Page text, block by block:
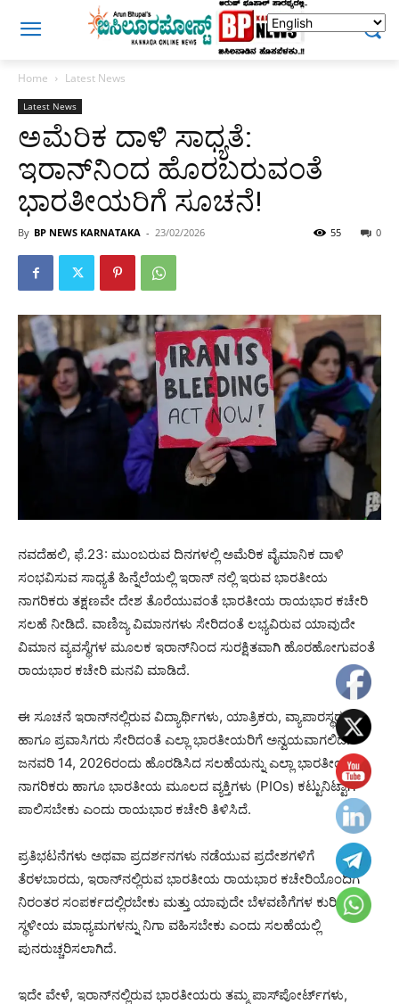
Home Latest News
Latest News
ಅಮೆರಿಕ ದಾಳಿ ಸಾಧ್ಯತೆ:
ಇರಾನ್‌ನಿಂದ ಹೊರಬರುವಂತೆ
ಭಾರತೀಯರಿಗೆ ಸೂಚನೆ!
By BP NEWS KARNATAKA - 23/02/2026 0
55
ನವದೆಹಲಿ, ಫೆ.23: ಮುಂಬರುವ ದಿನಗಳಲ್ಲಿ ಅಮೆರಿಕ ವೈಮಾನಿಕ ದಾಳಿ
ಸಂಭವಿಸುವ ಸಾಧ್ಯತೆ ಹಿನ್ನೆಲೆಯಲ್ಲಿ ಇರಾನ್ ನಲ್ಲಿ ಇರುವ ಭಾರತೀಯ
ನಾಗರಿಕರು ತಕ್ಷಣವೇ ದೇಶ ತೊರೆಯುವಂತೆ ಭಾರತೀಯ ರಾಯಭಾರ ಕಚೇರಿ
ಸಲಹೆ ನೀಡಿದೆ. ವಾಣಿಜ್ಯ ವಿಮಾನಗಳು ಸೇರಿದಂತೆ ಲಭ್ಯವಿರುವ ಯಾವುದೇ
ವಿಮಾನ ವ್ಯವಸ್ಥೆಗಳ ಮೂಲಕ ಇರಾನ್‌ನಿಂದ ಸುರಕ್ಷಿತವಾಗಿ ಹೊರಹೋಗುವಂತೆ
ರಾಯಭಾರ ಕಚೇರಿ ಮನವಿ ಮಾಡಿದೆ.
ಈ ಸೂಚನೆ ಇರಾನ್‌ನಲ್ಲಿರುವ ವಿದ್ಯಾರ್ಥಿಗಳು, ಯಾತ್ರಿಕರು, ವ್ಯಾಪಾರಸ್ಥರು
ಹಾಗೂ ಪ್ರವಾಸಿಗರು ಸೇರಿದಂತೆ ಎಲ್ಲಾ ಭಾರತೀಯರಿಗೆ ಅನ್ವಯವಾಗಲಿದೆ.
ಜನವರಿ 14, 2026ರಂದು ಹೊರಡಿಸಿದ ಸಲಹೆಯನ್ನು ಎಲ್ಲಾ ಭಾರತೀಯ
ನಾಗರಿಕರು ಹಾಗೂ ಭಾರತೀಯ ಮೂಲದ ವ್ಯಕ್ತಿಗಳು (PIOs) ಕಟ್ಟುನಿಟ್ಟಾಗಿ
ಪಾಲಿಸಬೇಕು ಎಂದು ರಾಯಭಾರ ಕಚೇರಿ ತಿಳಿಸಿದೆ.
ಪ್ರತಿಭಟನೆಗಳು ಅಥವಾ ಪ್ರದರ್ಶನಗಳು ನಡೆಯುವ ಪ್ರದೇಶಗಳಿಗೆ
ತೆರಳಬಾರದು, ಇರಾನ್‌ನಲ್ಲಿರುವ ಭಾರತೀಯ ರಾಯಭಾರ ಕಚೇರಿಯೊಂದಿಗೆ
ನಿರಂತರ ಸಂಪರ್ಕದಲ್ಲಿರಬೇಕು ಮತ್ತು ಯಾವುದೇ ಬೆಳವಣಿಗೆಗಳ ಕುರಿತು
ಸ್ಥಳೀಯ ಮಾಧ್ಯಮಗಳನ್ನು ನಿಗಾ ವಹಿಸಬೇಕು ಎಂದು ಸಲಹೆಯಲ್ಲಿ
ಪುನರುಚ್ಚರಿಸಲಾಗಿದೆ.
ಇದೇ ವೇಳೆ, ಇರಾನ್‌ನಲ್ಲಿರುವ ಭಾರತೀಯರು ತಮ್ಮ ಪಾಸ್‌ಪೋರ್ಟ್‌ಗಳು,